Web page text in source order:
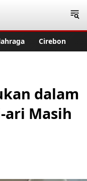
Cirebon
dalam
ari Masih